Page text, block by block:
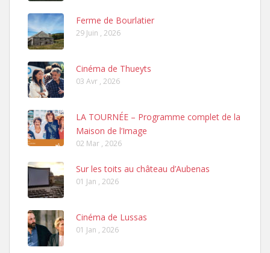
Ferme de Bourlatier
29 Juin , 2026
Cinéma de Thueyts
03 Avr , 2026
LA TOURNÉE – Programme complet de la
Maison de l’Image
02 Mar , 2026
Sur les toits au château d’Aubenas
01 Jan , 2026
Cinéma de Lussas
01 Jan , 2026